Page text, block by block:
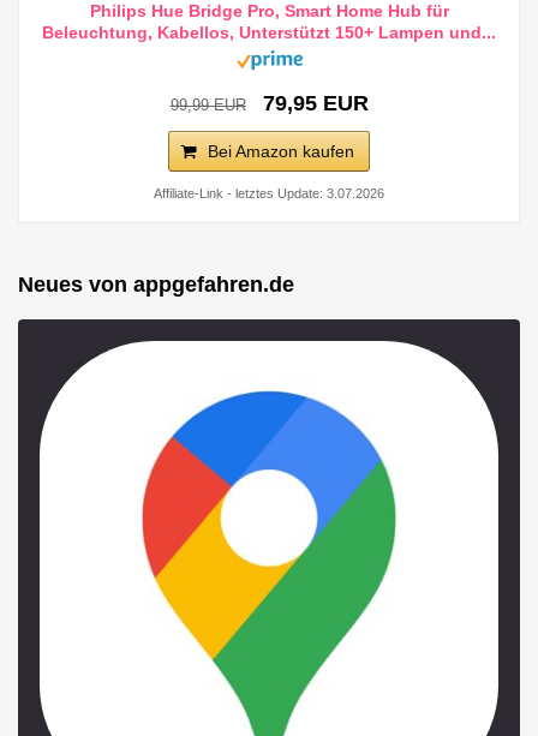
Philips Hue Bridge Pro, Smart Home Hub für
Beleuchtung, Kabellos, Unterstützt 150+ Lampen und...
99,99 EUR 79,95 EUR
Bei Amazon kaufen
Affiliate-Link - letztes Update: 3.07.2026
Neues von appgefahren.de